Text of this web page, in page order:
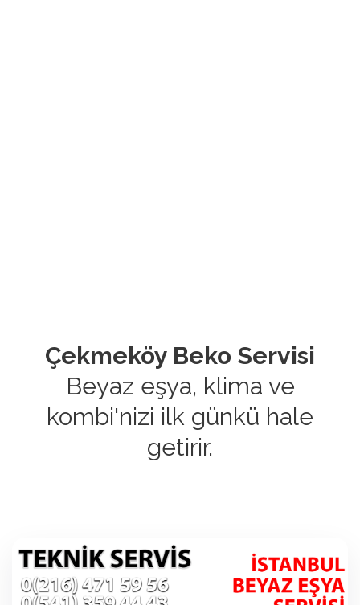
Çekmeköy Beko Servisi
Beyaz eşya, klima ve
kombi'nizi ilk günkü hale
getirir.